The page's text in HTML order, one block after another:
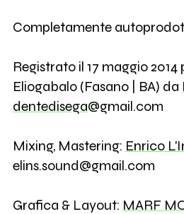
Completamente
Registrato il 17 maggio
Eliogabalo (Fasano | BA) da
dentedisega@gmail.com
Mixing, Mastering: Enrico
elins.sound@gmail.com
Grafica & Layout: MARF